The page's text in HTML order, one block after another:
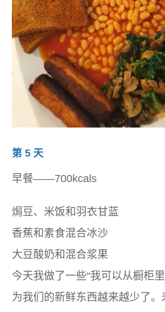
第 5 天
早餐——700kcals
焗豆、米饭和羽衣甘蓝
香蕉和素食混合冰沙
大豆酸奶和混合浆果
今天我做了一些“我可以从橱柜
为我们的新鲜东西越来越少了。